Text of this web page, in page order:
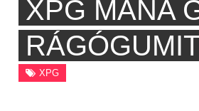
XPG MANA
XPG